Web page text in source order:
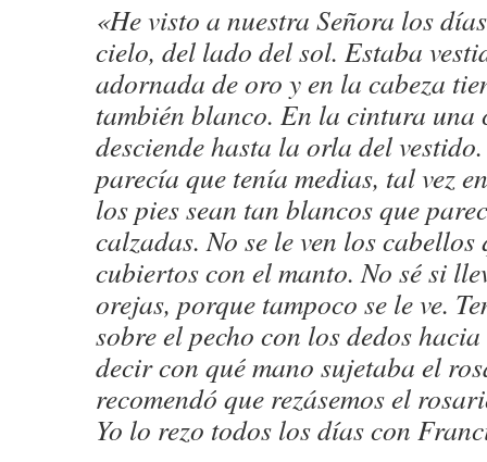
«He visto a nuestra Señora los
cielo, del lado del sol. Estaba
adornada de oro y en la cabeza
también blanco. En la cintura una
desciende hasta la orla del
parecía que tenía medias, tal vez
los pies sean tan blancos que
calzadas. No se le ven los cabellos
cubiertos con el manto. No sé si
orejas, porque tampoco se le ve.
sobre el pecho con los dedos
decir con qué mano sujetaba el
recomendó que rezásemos el
Yo lo rezo todos los días con